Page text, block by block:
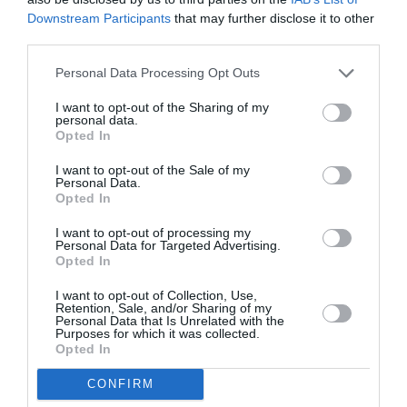
Downstream Participants that may further disclose it to other
Personal Data Processing Opt Outs
I want to opt-out of the Sharing of my
personal data.
Opted In
I want to opt-out of the Sale of my
Personal Data.
Opted In
I want to opt-out of processing my
Personal Data for Targeted Advertising.
Opted In
I want to opt-out of Collection, Use,
Retention, Sale, and/or Sharing of my
Personal Data that Is Unrelated with the
Purposes for which it was collected.
Opted In
CONFIRM
Νέοι Διαγωνισμοί❯
Tags
ΑΦΗΓΗΣΗ ΠΑΡΑΜΥΘΙΩΝ
ΔΡΑΣΤΗΡΙΟΤΗΤΕΣ ΓΙΑ ΠΑΙΔΙΑ
ΣΑΣΑ ΒΟΥΛΓΑΡΗ
Newsletter
την Τέχνη και τον Πολιτισμό!